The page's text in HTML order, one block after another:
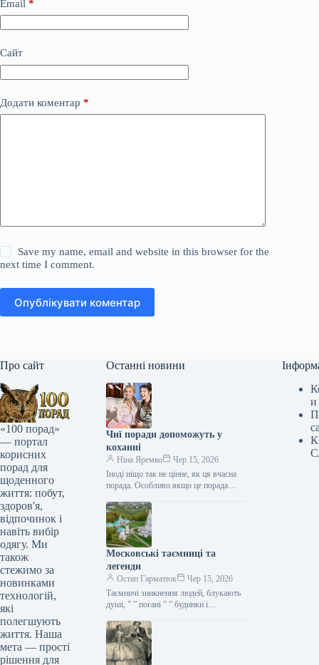
Email *
Сайт
Додати коментар *
Save my name, email and website in this browser for the
next time I comment.
Опублікувати коментар
Про сайт
«100 порад»
— портал
корисних
порад для
щоденного
життя: побут,
здоров'я,
відпочинок і
навіть вибір
одягу. Ми
також
стежимо за
новинками
технологій,
які
полегшують
життя. Наша
мета — прості
рішення для
Останні новини
Чиї поради допоможуть у
коханні
Ніна Яремко
Чер 15, 2026
Іноді ніщо так не цінне, як ця вчасна
порада. Особливо якщо це порада
косметолога, тренера, стиліста…
Московські таємниці та
легенди
Остап Гарматюк
Чер 15, 2026
Таємничі зникнення людей, блукають
душі, ” ” погані ” ” будинки і
Щоб…
и